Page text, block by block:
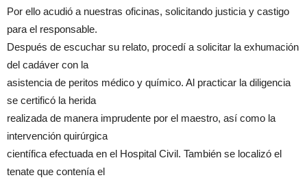
Por ello acudió a nuestras oficinas, solicitando justicia y castigo
para el responsable.
Después de escuchar su relato, procedí a solicitar la exhumación
del cadáver con la
asistencia de peritos médico y químico. Al practicar la diligencia
se certificó la herida
realizada de manera imprudente por el maestro, así como la
intervención quirúrgica
científica efectuada en el Hospital Civil. También se localizó el
tenate que contenía el